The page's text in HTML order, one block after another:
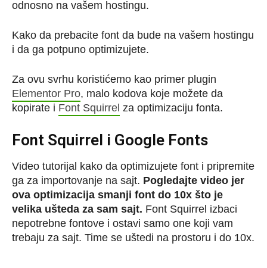
odnosno na vašem hostingu.
Kako da prebacite font da bude na vašem hostingu
i da ga potpuno optimizujete.
Za ovu svrhu koristićemo kao primer plugin
Elementor Pro, malo kodova koje možete da
kopirate i Font Squirrel za optimizaciju fonta.
Font Squirrel i Google Fonts
Video tutorijal kako da optimizujete font i pripremite
ga za importovanje na sajt. Pogledajte video jer
ova optimizacija smanji font do 10x što je
velika ušteda za sam sajt. Font Squirrel izbaci
nepotrebne fontove i ostavi samo one koji vam
trebaju za sajt. Time se uštedi na prostoru i do 10x.